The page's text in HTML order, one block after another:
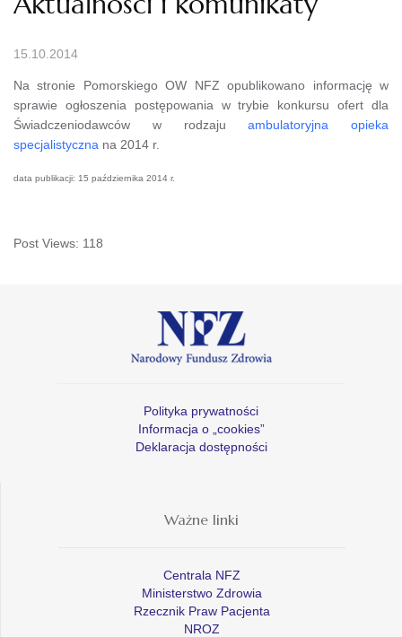
15.10.2014
Na stronie Pomorskiego OW NFZ opublikowano informację w
sprawie ogłoszenia postępowania w trybie konkursu ofert dla
Świadczeniodawców w rodzajuambulatoryjna opieka
specjalistyczna na 2014 r.
data publikacji: 15 października 2014 r.
Post Views: 118
Polityka prywatności
Informacja o „cookies”
Deklaracja dostępności
Ważne linki
Centrala NFZ
Ministerstwo Zdrowia
Rzecznik Praw Pacjenta
NROZ